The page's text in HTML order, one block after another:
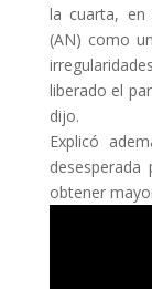
la cuarta, en
(AN) como
liberado el
dijo.
Explicó
obtener